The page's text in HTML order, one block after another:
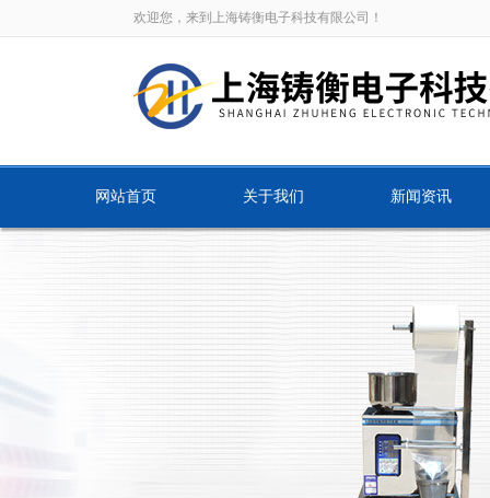
欢迎您，来到上海铸衡电子科技有限公司！
网站首页 关于我们 新闻资讯